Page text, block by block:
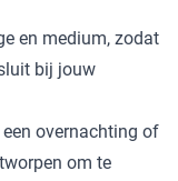
en medium, zodat
bij jouw
overnachting of
om te